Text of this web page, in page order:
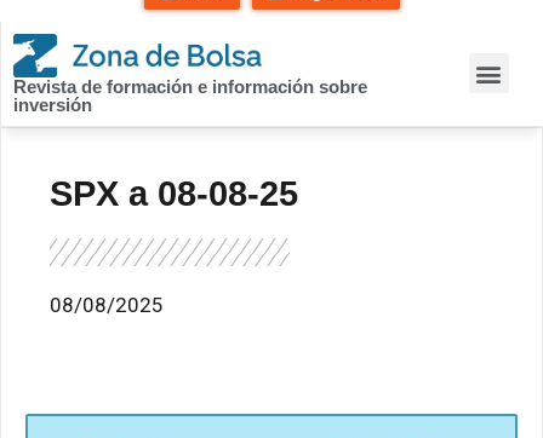
Revista de formación e información sobre
inversión
SPX a 08-08-25
08/08/2025